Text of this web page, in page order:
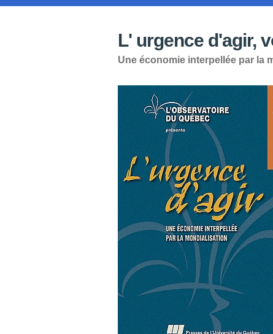
L' urgence d'agir,
Une économie interpellée par la